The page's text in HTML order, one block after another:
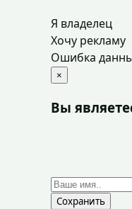
Я владелец
Хочу рекламу
Ошибка
×
Вы
Сохранить